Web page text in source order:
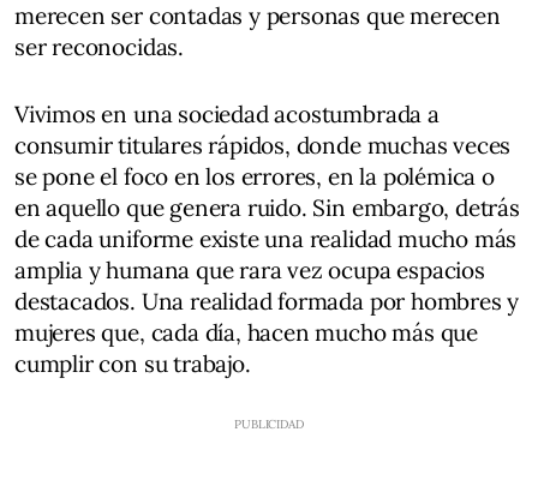
merecen ser contadas y personas que merecen
ser reconocidas.
Vivimos en una sociedad acostumbrada a
consumir titulares rápidos, donde muchas veces
se pone el foco en los errores, en la polémica o
en aquello que genera ruido. Sin embargo, detrás
de cada uniforme existe una realidad mucho más
amplia y humana que rara vez ocupa espacios
destacados. Una realidad formada por hombres y
mujeres que, cada día, hacen mucho más que
cumplir con su trabajo.